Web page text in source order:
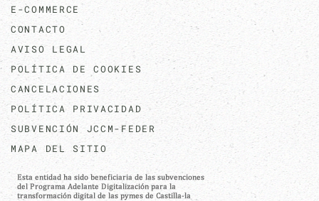
E-COMMERCE
CONTACTO
AVISO LEGAL
POLÍTICA DE COOKIES
CANCELACIONES
POLÍTICA PRIVACIDAD
SUBVENCIÓN JCCM-FEDER
MAPA DEL SITIO